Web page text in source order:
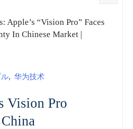
Apple’s “Vision Pro” Faces
In Chinese Market |
, 华为技术
Vision Pro